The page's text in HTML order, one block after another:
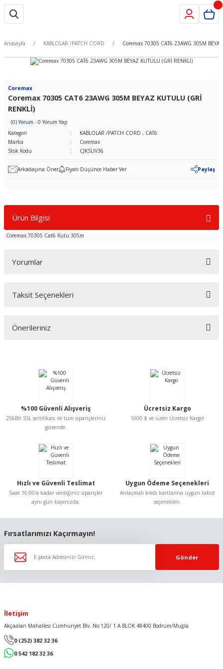
Anasayfa KABLOLAR /PATCH CORD Coremax 70305 CAT6 23AWG 305M
Coremax
Coremax 70305 CAT6 23AWG 305M BEYAZ KUTULU (GRİ
RENKLİ)
(0) Yorum - 0 Yorum Yap
Kategori
KABLOLAR /PATCH CORD , CAT6
Marka
Coremax
Stok Kodu
CJKSUV36
Arkadaşına Öner Fiyatı Düşünce Haber Ver Paylaş
Ürün Bilgisi
Coremax 70305 Cat6 Kutu 305m
Yorumlar
Bu ürüne ilk yorumu siz yapın!
Taksit Seçenekleri
Önerileriniz
Görüş ve önerileriniz için teşekkür ederiz.
Ürün açıklamasında eksik bilgiler bulunuyor.
Ürün bilgilerinde hatalar bulunuyor.
Bu ürüne benzer farklı alternatifler olmalı.
%100 Güvenli Alışveriş
256Bit SSL sertifikası ile tüm siparişleriniz
güvende.
Ücretsiz Kargo
1000 $ ve üzeri Ücretsiz Kargo!
Hızlı ve Güvenli Teslimat
Saat 16:00'a kadar verdiğiniz siparişler
aynı gün kapınızda.
Uygun Ödeme Seçenekleri
Anlaşmalı kredi kartlarına uygun taksit
seçenekleri.
Fırsatlarımızı Kaçırmayın!
Gönder
İletişim
Akçaalan Mahallesi Cumhuriyet Blv. No:120/ 1 A BLOK 48400 Bodrum/Muğla
0 (252) 382 32 36
0 542 182 32 36